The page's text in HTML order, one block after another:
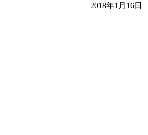
2018年1月16日